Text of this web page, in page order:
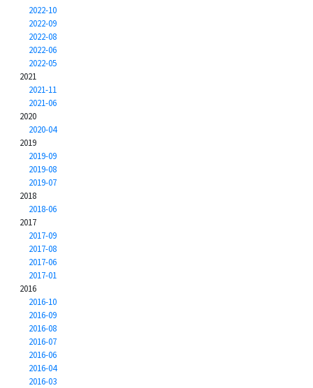
2022-10
2022-09
2022-08
2022-06
2022-05
2021
2021-11
2021-06
2020
2020-04
2019
2019-09
2019-08
2019-07
2018
2018-06
2017
2017-09
2017-08
2017-06
2017-01
2016
2016-10
2016-09
2016-08
2016-07
2016-06
2016-04
2016-03